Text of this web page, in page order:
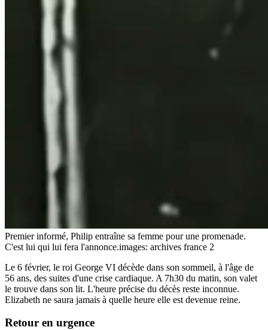
Premier informé, Philip entraîne sa femme pour une promenade.
C'est lui qui lui fera l'annonce.images: archives france 2
Le 6 février, le roi George VI décède dans son sommeil, à l'âge de
56 ans, des suites d'une crise cardiaque. A 7h30 du matin, son valet
le trouve dans son lit. L'heure précise du décès reste inconnue.
Elizabeth ne saura jamais à quelle heure elle est devenue reine.
Retour en urgence